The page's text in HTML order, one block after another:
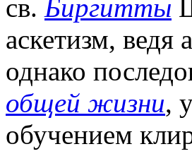
св. Биргитты
аскетизм,
однако
общей жизни,
обучением